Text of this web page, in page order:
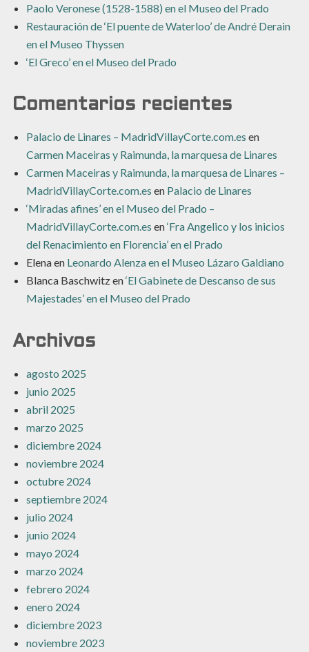
Paolo Veronese (1528-1588) en el Museo del Prado
Restauración de ‘El puente de Waterloo’ de André Derain
en el Museo Thyssen
‘El Greco’ en el Museo del Prado
Comentarios recientes
Palacio de Linares – MadridVillayCorte.com.es en
Carmen Maceiras y Raimunda, la marquesa de Linares
Carmen Maceiras y Raimunda, la marquesa de Linares –
MadridVillayCorte.com.es en Palacio de Linares
‘Miradas afines’ en el Museo del Prado –
MadridVillayCorte.com.es en‘Fra Angelico y los inicios
del Renacimiento en Florencia’ en el Prado
Elenaen Leonardo Alenza en el Museo Lázaro Galdiano
Blanca Baschwitzen‘El Gabinete de Descanso de sus
Majestades’ en el Museo del Prado
Archivos
agosto 2025
junio 2025
abril 2025
marzo 2025
diciembre 2024
noviembre 2024
octubre 2024
septiembre 2024
julio 2024
junio 2024
mayo 2024
marzo 2024
febrero 2024
enero 2024
diciembre 2023
noviembre 2023